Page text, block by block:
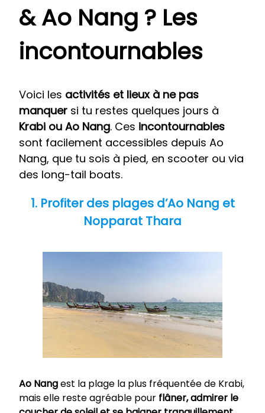
& Ao Nang ? Les
incontournables
Voici les activités et lieux à ne pas
manquer si tu restes quelques jours à
Krabi ou Ao Nang. Ces incontournables
sont facilement accessibles depuis Ao
Nang, que tu sois à pied, en scooter ou via
des long-tail boats.
1. Profiter des plages d’Ao Nang et
Nopparat Thara
Ao Nangest la plage la plus fréquentée de Krabi,
mais elle reste agréable pour flâner, admirer le